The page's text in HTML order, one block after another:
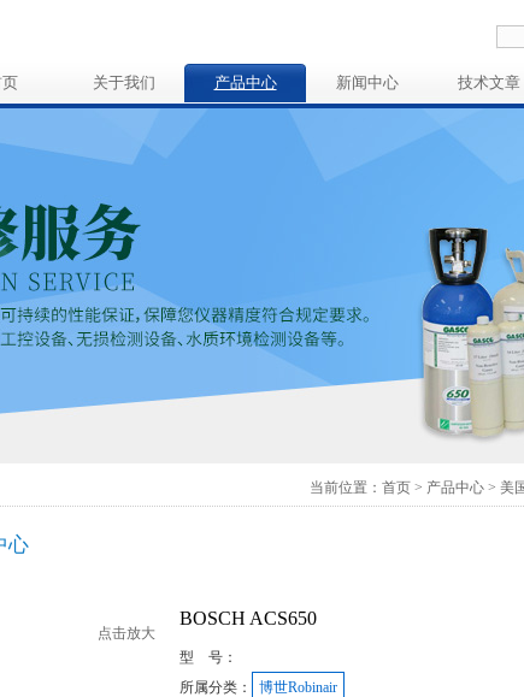
关于我们 产品中心 新闻中心 技术文章
当前位置： 首页 > 产品中心 > 美
心
点击放大
BOSCH ACS650
型 号：
所属分类：
博世Robinair